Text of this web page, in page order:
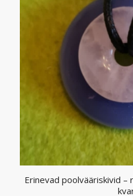
Erinevad poolvääriskivid